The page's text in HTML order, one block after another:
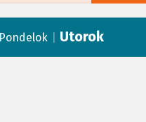
Pondelok Utorok